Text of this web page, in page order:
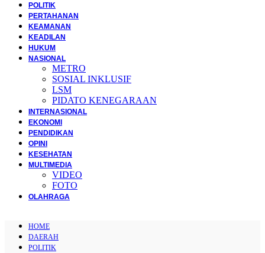
POLITIK
PERTAHANAN
KEAMANAN
KEADILAN
HUKUM
NASIONAL
METRO
SOSIAL INKLUSIF
LSM
PIDATO KENEGARAAN
INTERNASIONAL
EKONOMI
PENDIDIKAN
OPINI
KESEHATAN
MULTIMEDIA
VIDEO
FOTO
OLAHRAGA
HOME
DAERAH
POLITIK